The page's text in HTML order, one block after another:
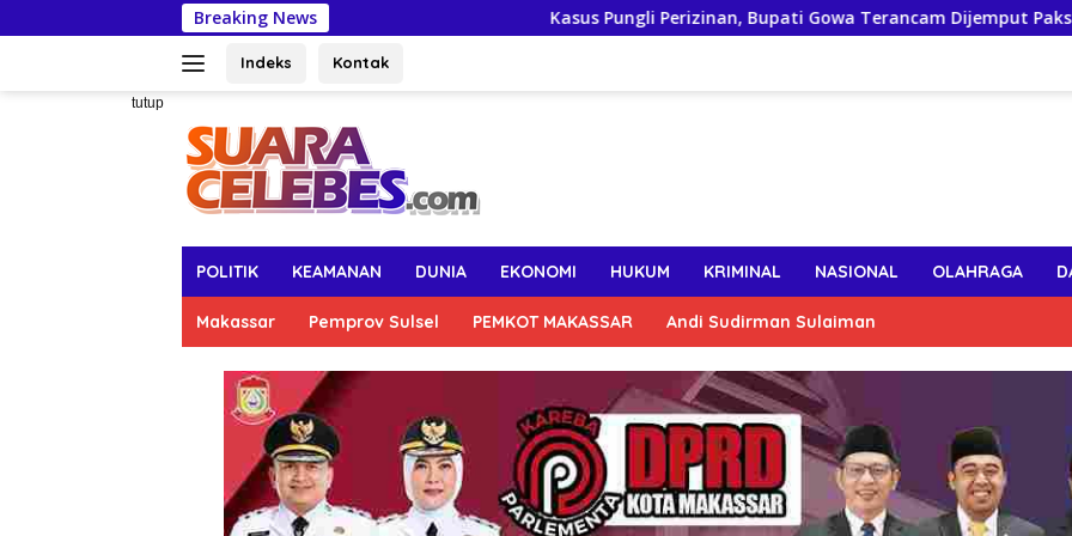
ke
Breaking News Kasus Pungli Perizinan, Bupati Gowa Terancam Dijemput Paksa Jika
Indeks Kontak
tutup
POLITIK KEAMANAN DUNIA EKONOMI HUKUM KRIMINAL NASIONAL OLAHRAGA
Makassar Pemprov Sulsel PEMKOT MAKASSAR Andi Sudirman Sulaiman